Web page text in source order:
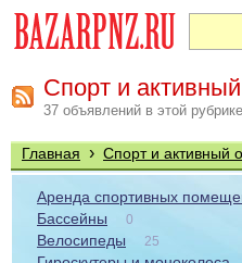
Спорт и
37 объявлений в этой рубрике
Главная › Спорт и активный
Аренда спортивных
Бассейны 0
Велосипеды 25